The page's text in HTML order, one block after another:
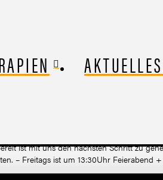
ist mit uns den nächsten Schritt zu
– Freitags ist um 13:30Uhr Feierabend